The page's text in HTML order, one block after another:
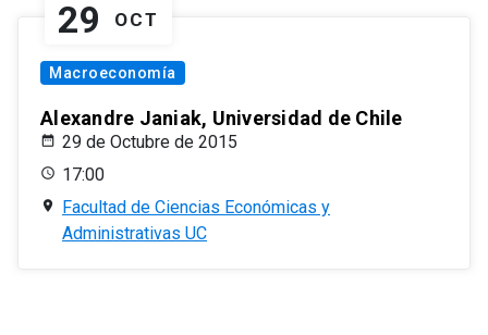
29 OCT
Macroeconomía
Alexandre Janiak, Universidad de Chile
29 de Octubre de 2015
17:00
Facultad de Ciencias Económicas y
Administrativas UC